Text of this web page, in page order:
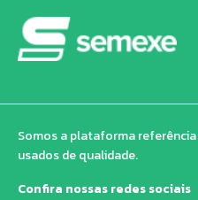
Somos a plataforma
usados de qualidade.
Confira nossas redes sociais